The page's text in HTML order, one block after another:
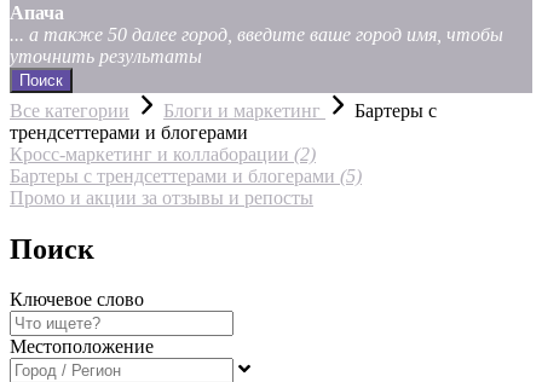
Апача
... а также 50 далее город, введите ваше город имя, чтобы
уточнить результаты
Поиск
Все категории Блоги и маркетинг
Бартеры с
трендсеттерами и блогерами
Кросс-маркетинг и коллаборации (2)
Бартеры с трендсеттерами и блогерами (5)
Промо и акции за отзывы и репосты
Поиск
Ключевое слово
Местоположение